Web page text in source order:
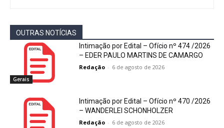
OUTRAS NOTÍCIAS
Gerais
Intimação por Edital – Ofício nº 474 /2026
– EDER PAULO MARTINS DE CAMARGO
Redação - 6 de agosto de 2026
Intimação por Edital – Ofício nº 470 /2026
– WANDERLEI SCHONHOLZER
Redação - 6 de agosto de 2026